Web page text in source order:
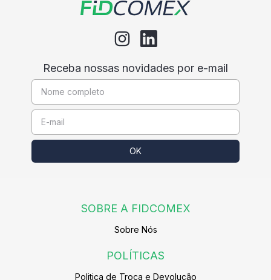
Receba nossas novidades por e-mail
SOBRE A FIDCOMEX
Sobre Nós
POLÍTICAS
Politica de Troca e Devolução